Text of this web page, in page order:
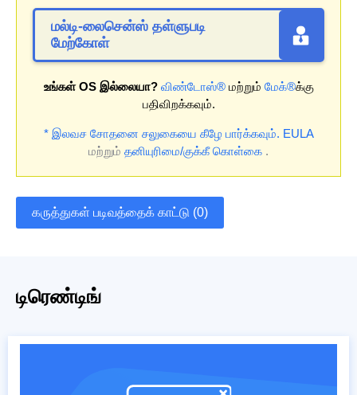
மல்டி-லைசென்ஸ் தள்ளுபடி
மேற்கோள்
உங்கள் OS இல்லையா? விண்டோஸ்®மற்றும் மேக்®க்கு
பதிவிறக்கவும்.
* இலவச சோதனை சலுகையை கீழே பார்க்கவும். EULA
மற்றும் தனியுரிமை/குக்கீ கொள்கை .
கருத்துகள் படிவத்தைக் காட்டு (0)
டிரெண்டிங்